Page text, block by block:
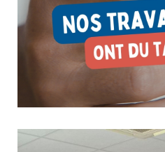
Nos travailleurs ont du talent !